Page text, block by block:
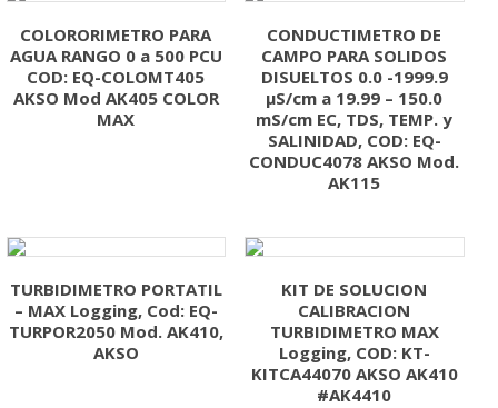
COLORORIMETRO PARA
AGUA RANGO 0 a 500 PCU
COD: EQ-COLOMT405
AKSO Mod AK405 COLOR
MAX
CONDUCTIMETRO DE
CAMPO PARA SOLIDOS
DISUELTOS 0.0 -1999.9
μS/cm a 19.99 – 150.0
mS/cm EC, TDS, TEMP. y
SALINIDAD, COD: EQ-
CONDUC4078 AKSO Mod.
AK115
TURBIDIMETRO PORTATIL
– MAX Logging, Cod: EQ-
TURPOR2050 Mod. AK410,
AKSO
KIT DE SOLUCION
CALIBRACION
TURBIDIMETRO MAX
Logging, COD: KT-
KITCA44070 AKSO AK410
#AK4410